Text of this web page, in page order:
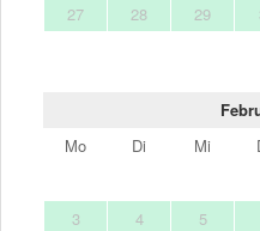
27
28 29
Mo
Di Mi
3
4 5